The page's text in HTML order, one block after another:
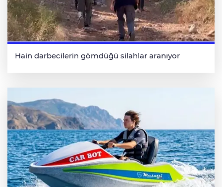
Hain darbecilerin gömdüğü silahlar aranıyor